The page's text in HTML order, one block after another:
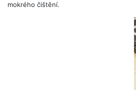
mokrého čištění.